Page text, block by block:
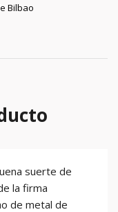
Bilbao
suerte de
la firma
de metal de